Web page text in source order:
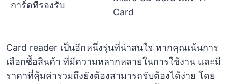
การ์ดที่รองรับ
Card
Card reader เป็นอีกหนึ่งรุ่นที่น่าสนใจ หากคุณเน้นการ
เลือกซื้อสินค้า ที่มีความหลากหลายในการใช้งาน และมี
ราคาที่คุ้มค่ารวมถึงยังต้องสามารถจับต้องได้ง่าย โดย